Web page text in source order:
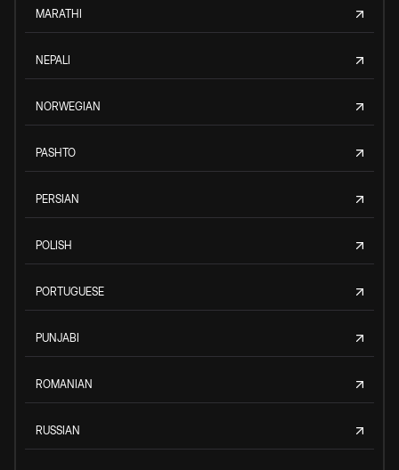
MARATHI
NEPALI
NORWEGIAN
PASHTO
PERSIAN
POLISH
PORTUGUESE
PUNJABI
ROMANIAN
RUSSIAN